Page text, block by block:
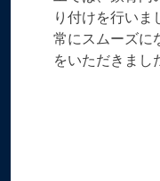
り付けを行いま
常にスムーズに
をいただきまし